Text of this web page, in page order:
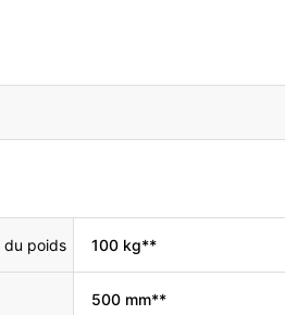
du poids 100 kg**
500 mm**